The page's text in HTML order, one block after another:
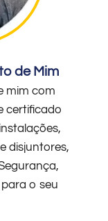
de Mim
mim com
certificado
disjuntores,
o seu